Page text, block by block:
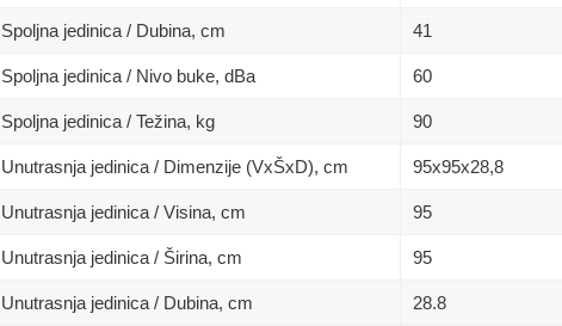
Spoljna jedinica / Dubina, сm 41
Spoljna jedinica / Nivo buke, dBa 60
Spoljna jedinica / Težina, kg 90
Unutrasnja jedinica / Dimenzije (VxŠxD), сm 95х95х28,8
Unutrasnja jedinica / Visina, сm 95
Unutrasnja jedinica / Širina, сm 95
Unutrasnja jedinica / Dubina, сm 28.8